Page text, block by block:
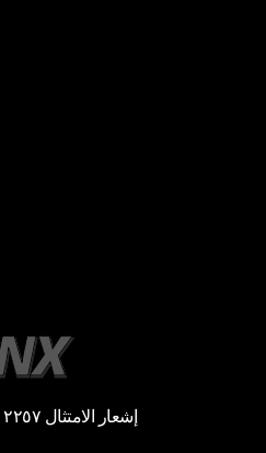
إشعار الامتثال ٢٢٥٧